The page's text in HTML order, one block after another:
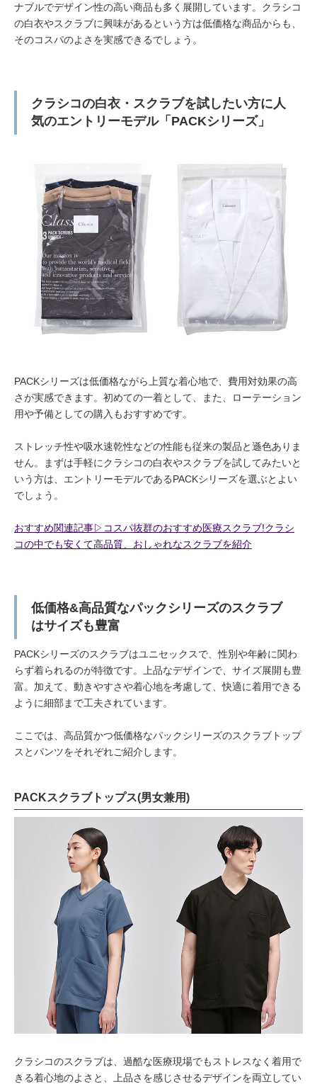
ナブルでデザイン性の高い商品も多く展開しています。クラシコ
の白衣やスクラブに興味があるという方は低価格な商品からも、
そのコスパのよさを実感できるでしょう。
クラシコの白衣・スクラブを試したい方に人
気のエントリーモデル「PACKシリーズ」
PACKシリーズは低価格ながら上質な着心地で、費用対効果の高
さが実感できます。初めての一着として、また、ローテーション
用や予備としての購入もおすすめです。
ストレッチ性や吸水速乾性などの性能も従来の製品と遜色ありま
せん。まずは手軽にクラシコの白衣やスクラブを試してみたいと
いう方は、エントリーモデルであるPACKシリーズを選ぶとよい
でしょう。
おすすめ関連記事▷コスパ抜群のおすすめ医療スクラブ!クラシ
コの中でも安くて高品質、おしゃれなスクラブを紹介
低価格&高品質なパックシリーズのスクラブ
はサイズも豊富
PACKシリーズのスクラブはユニセックスで、性別や年齢に関わ
らず着られるのが特徴です。上品なデザインで、サイズ展開も豊
富。加えて、動きやすさや着心地を考慮して、快適に着用できる
ように細部まで工夫されています。
ここでは、高品質かつ低価格なパックシリーズのスクラブトップ
スとパンツをそれぞれご紹介します。
PACKスクラブトップス(男女兼用)
クラシコのスクラブは、過酷な医療現場でもストレスなく着用で
きる着心地のよさと、上品さを感じさせるデザインを両立してい